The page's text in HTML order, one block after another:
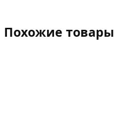
Похожие товары